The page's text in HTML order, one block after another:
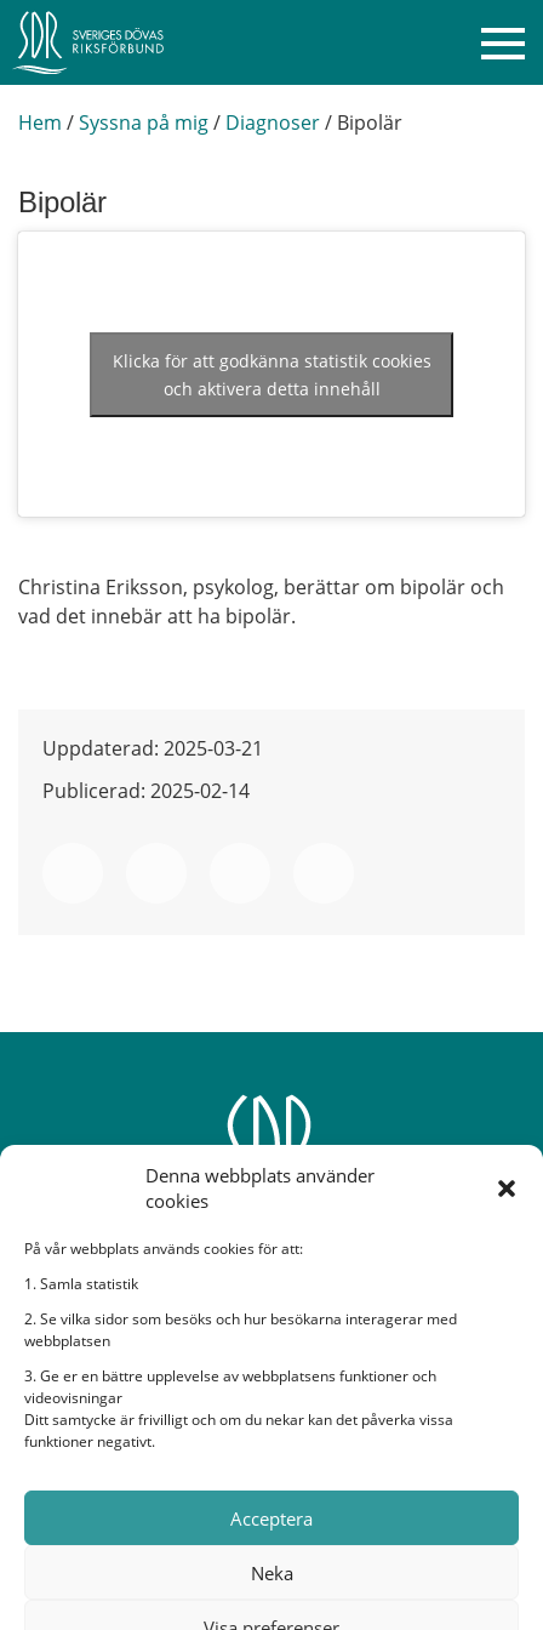
Denna webbplats använder
cookies
På vår webbplats används cookies för att:
1. Samla statistik
2. Se vilka sidor som besöks och hur besökarna interagerar med
webbplatsen
3. Ge er en bättre upplevelse av webbplatsens funktioner och
videovisningar
Ditt samtycke är frivilligt och om du nekar kan det påverka vissa
funktioner negativt.
Acceptera
Neka
Hem /Syssna på mig/ Diagnoser/ Bipolär
Bipolär
Klicka för att godkänna statistik cookies
och aktivera detta innehåll
Christina Eriksson, psykolog, berättar om bipolär och
vad det innebär att ha bipolär.
Uppdaterad: 2025-03-21
Publicerad: 2025-02-14
Rissneleden 138, 7 tr, 174 57 Sundbyberg
E-post:sdr@sdr.org
Organisationsnummer: 882600-2282
Sveriges Dövas Riksförbund i sociala medier